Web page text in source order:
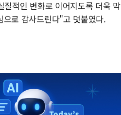
적인 변화로 이어지도록 더욱 막
로 감사드린다"고 덧붙였다.